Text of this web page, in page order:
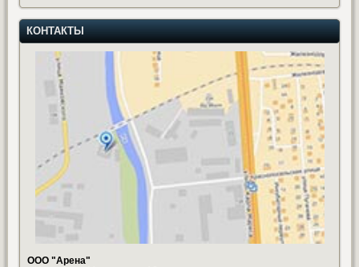
КОНТАКТЫ
ООО "Арена"